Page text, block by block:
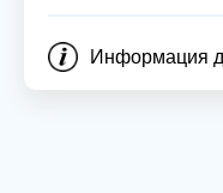
Информация